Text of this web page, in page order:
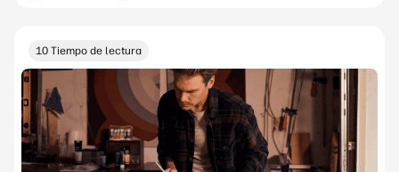
10 Tiempo de lectura